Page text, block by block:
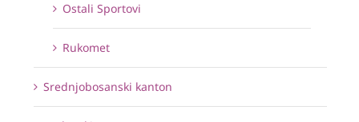
Ostali Sportovi
Rukomet
Srednjobosanski kanton